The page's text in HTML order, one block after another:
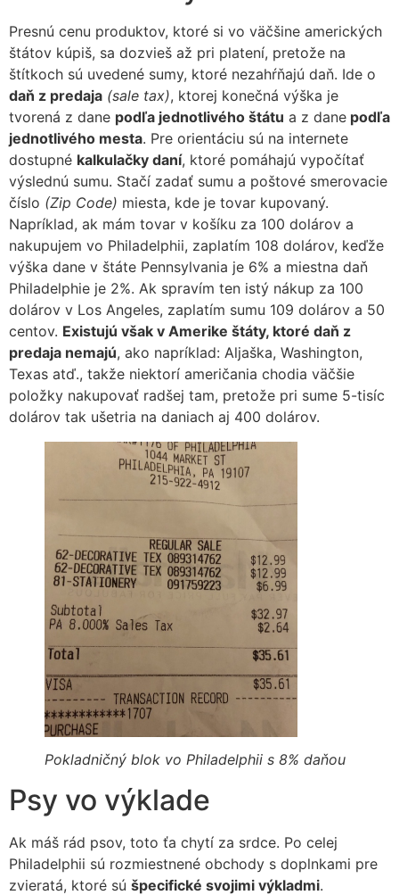
Presnú cenu produktov, ktoré si vo väčšine amerických
štátov kúpiš, sa dozvieš až pri platení, pretože na
štítkoch sú uvedené sumy, ktoré nezahŕňajú daň. Ide o
daň z predaja (sale tax), ktorej konečná výška je
tvorená z dane podľa jednotlivého štátu a z dane podľa
jednotlivého mesta. Pre orientáciu sú na internete
dostupné kalkulačky daní, ktoré pomáhajú vypočítať
výslednú sumu. Stačí zadať sumu a poštové smerovacie
číslo (Zip Code) miesta, kde je tovar kupovaný.
Napríklad, ak mám tovar v košíku za 100 dolárov a
nakupujem vo Philadelphii, zaplatím 108 dolárov, keďže
výška dane v štáte Pennsylvania je 6% a miestna daň
Philadelphie je 2%. Ak spravím ten istý nákup za 100
dolárov v Los Angeles, zaplatím sumu 109 dolárov a 50
centov. Existujú však v Amerike štáty, ktoré daň z
predaja nemajú, ako napríklad: Aljaška, Washington,
Texas atď., takže niektorí američania chodia väčšie
položky nakupovať radšej tam, pretože pri sume 5-tisíc
dolárov tak ušetria na daniach aj 400 dolárov.
Pokladničný blok vo Philadelphii s 8% daňou
Psy vo výklade
Ak máš rád psov, toto ťa chytí za srdce. Po celej
Philadelphii sú rozmiestnené obchody s doplnkami pre
zvieratá, ktoré sú špecifické svojimi výkladmi.